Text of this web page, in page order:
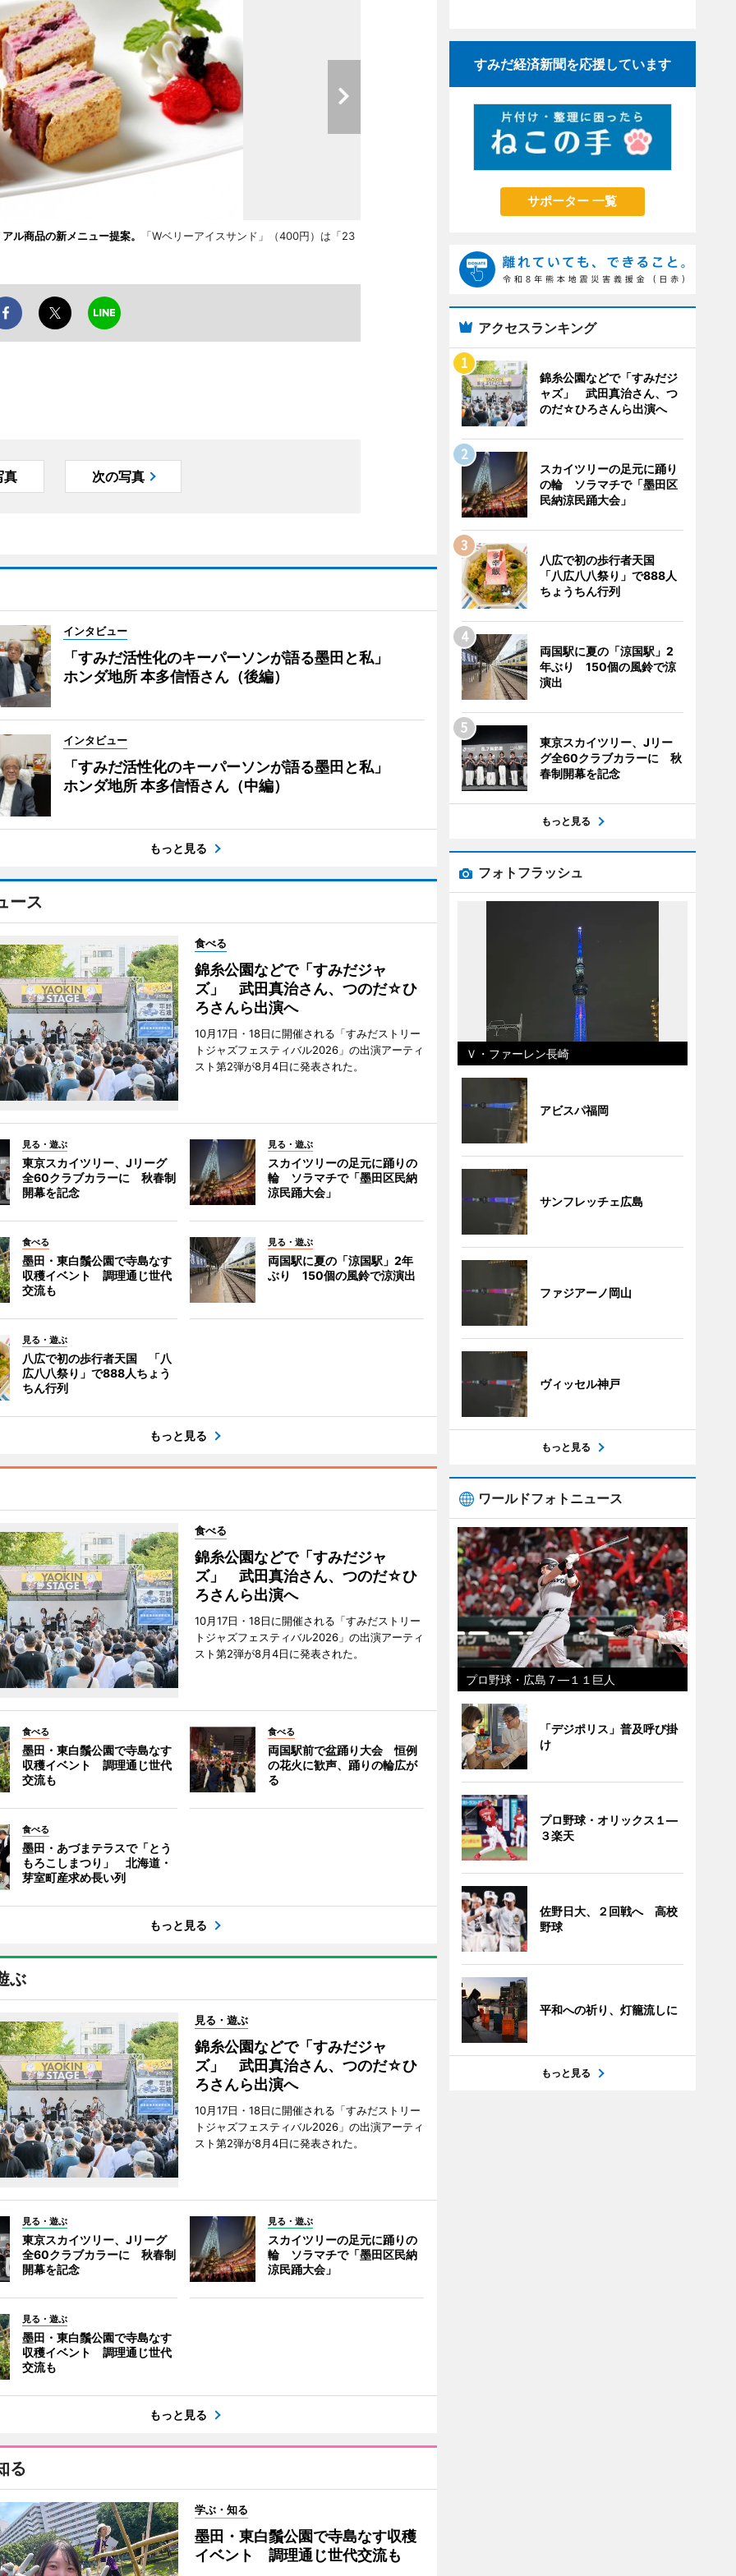
ル商品の新メニュー提案。 「Wベリーアイスサンド」（400円）は「23
真 次の写真
インタビュー
「すみだ活性化のキーパーソンが語る墨田と私」
ホンダ地所 本多信悟さん（後編）
インタビュー
「すみだ活性化のキーパーソンが語る墨田と私」
ホンダ地所 本多信悟さん（中編）
もっと見る
ース
食べる
錦糸公園などで「すみだジャ
ズ」 武田真治さん、つのだ☆ひ
ろさんら出演へ
10月17日・18日に開催される「すみだストリー
トジャズフェスティバル2026」の出演アーティ
スト第2弾が8月4日に発表された。
見る・遊ぶ
東京スカイツリー、Jリーグ
全60クラブカラーに 秋春制
開幕を記念
見る・遊ぶ
スカイツリーの足元に踊りの
輪 ソラマチで「墨田区民納
涼民踊大会」
食べる
墨田・東白鬚公園で寺島なす
収穫イベント 調理通じ世代
交流も
見る・遊ぶ
両国駅に夏の「涼国駅」2年
ぶり 150個の風鈴で涼演出
見る・遊ぶ
八広で初の歩行者天国 「八
広八八祭り」で888人ちょう
ちん行列
もっと見る
食べる
錦糸公園などで「すみだジャ
ズ」 武田真治さん、つのだ☆ひ
ろさんら出演へ
10月17日・18日に開催される「すみだストリー
トジャズフェスティバル2026」の出演アーティ
スト第2弾が8月4日に発表された。
食べる
墨田・東白鬚公園で寺島なす
収穫イベント 調理通じ世代
交流も
食べる
両国駅前で盆踊り大会 恒例
の花火に歓声、踊りの輪広が
る
食べる
墨田・あづまテラスで「とう
もろこしまつり」 北海道・
芽室町産求め長い列
もっと見る
ぶ
見る・遊ぶ
錦糸公園などで「すみだジャ
ズ」 武田真治さん、つのだ☆ひ
ろさんら出演へ
10月17日・18日に開催される「すみだストリー
トジャズフェスティバル2026」の出演アーティ
スト第2弾が8月4日に発表された。
見る・遊ぶ
東京スカイツリー、Jリーグ
全60クラブカラーに 秋春制
開幕を記念
見る・遊ぶ
スカイツリーの足元に踊りの
輪 ソラマチで「墨田区民納
涼民踊大会」
見る・遊ぶ
墨田・東白鬚公園で寺島なす
収穫イベント 調理通じ世代
交流も
もっと見る
る
学ぶ・知る
墨田・東白鬚公園で寺島なす収穫
イベント 調理通じ世代交流も
すみだ経済新聞を応援しています
サポーター 一覧
アクセスランキング
錦糸公園などで「すみだジ
ャズ」 武田真治さん、つ
のだ☆ひろさんら出演へ
スカイツリーの足元に踊り
の輪 ソラマチで「墨田区
民納涼民踊大会」
八広で初の歩行者天国
「八広八八祭り」で888人
ちょうちん行列
両国駅に夏の「涼国駅」2
年ぶり 150個の風鈴で涼
演出
東京スカイツリー、Jリー
グ全60クラブカラーに 秋
春制開幕を記念
もっと見る
フォトフラッシュ
Ｖ・ファーレン長崎
アビスパ福岡
サンフレッチェ広島
ファジアーノ岡山
ヴィッセル神戸
もっと見る
ワールドフォトニュース
プロ野球・広島７―１１巨人
「デジポリス」普及呼び掛
け
プロ野球・オリックス１―
３楽天
佐野日大、２回戦へ 高校
野球
平和への祈り、灯籠流しに
もっと見る